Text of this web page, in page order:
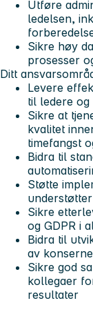
Utføre
ledelsen,
Sikre høy
prosesser
Ditt
Levere
til ledere og
Sikre at
kvalitet
timefangst
Bidra til
Støtte
Sikre
og GDPR i
Bidra til
av
Sikre god
kollegaer
resultater